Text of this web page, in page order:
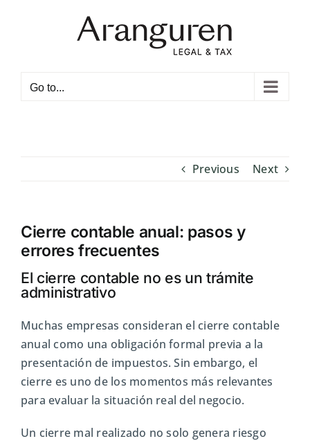
Open toolbar
Go to...
Previous Next
Cierre contable anual: pasos y
errores frecuentes
El cierre contable no es un trámite
administrativo
Muchas empresas consideran el cierre contable
anual como una obligación formal previa a la
presentación de impuestos. Sin embargo, el
cierre es uno de los momentos más relevantes
para evaluar la situación real del negocio.
Un cierre mal realizado no solo genera riesgo